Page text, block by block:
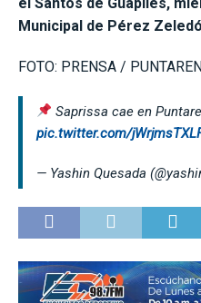
Municipal de Pérez
FOTO: PRENSA /
Saprissa cae en
pic.twitter.com/
— Yashin Quesada